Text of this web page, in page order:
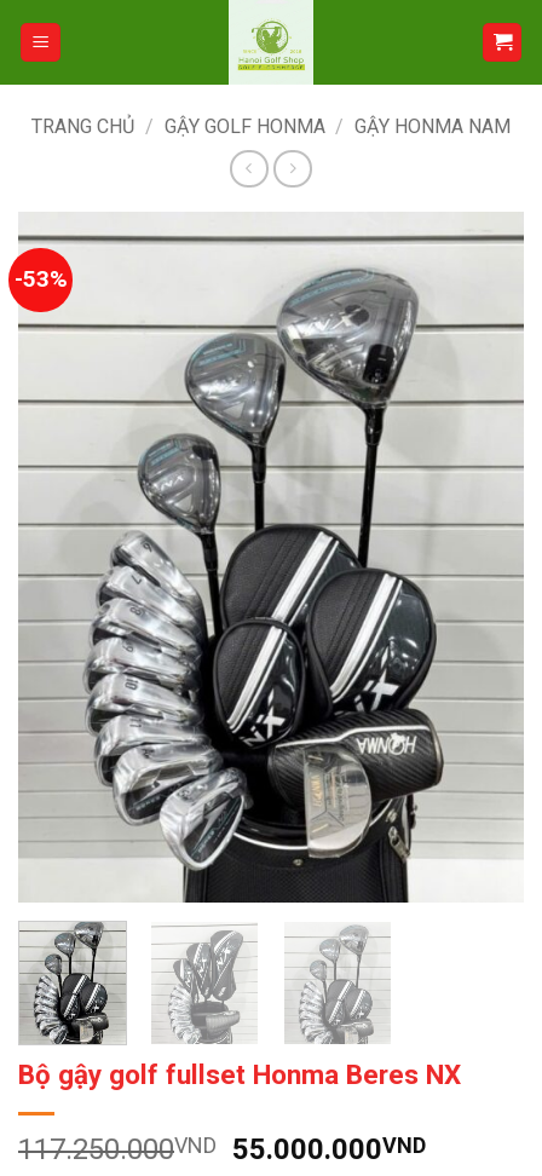
TRANG CHỦ / GẬY GOLF HONMA / GẬY HONMA NAM
-53%
Bộ gậy golf fullset Honma Beres NX
117.250.000VND
Giá
55.000.000VNDGiá